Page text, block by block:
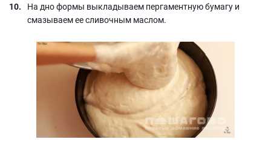
На дно формы выкладываем пергаментную бумагу и
смазываем ее сливочным маслом.